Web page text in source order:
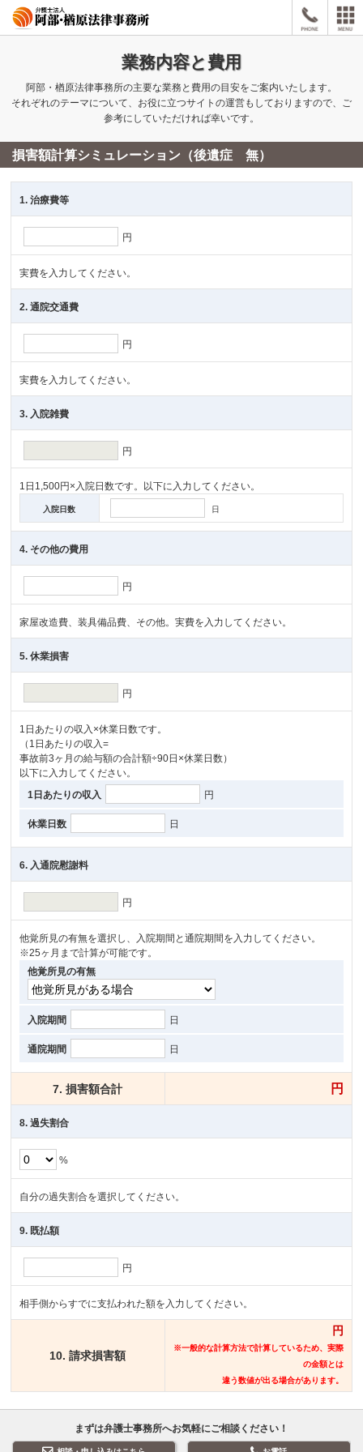
業務内容と費用
阿部・楢原法律事務所の主要な業務と費用の目安をご案内いたします。
それぞれのテーマについて、お役に立つサイトの運営もしておりますので、ご
参考にしていただければ幸いです。
損害額計算シミュレーション（後遺症 無）
1. 治療費等
円
実費を入力してください。
2. 通院交通費
円
実費を入力してください。
3. 入院雑費
円
1日1,500円×入院日数です。以下に入力してください。
入院日数 日
4. その他の費用
円
家屋改造費、装具備品費、その他。実費を入力してください。
5. 休業損害
円
1日あたりの収入×休業日数です。
（1日あたりの収入=
事故前3ヶ月の給与額の合計額÷90日×休業日数）
以下に入力してください。
1日あたりの収入
円
休業日数 日
6. 入通院慰謝料
円
他覚所見の有無を選択し、入院期間と通院期間を入力してください。
※25ヶ月まで計算が可能です。
他覚所見の有無
入院期間 日
通院期間 日
7. 損害額合計 円
8. 過失割合
%
自分の過失割合を選択してください。
9. 既払額
円
相手側からすでに支払われた額を入力してください。
10. 請求損害額
円
※一般的な計算方法で計算しているため、実際
の金額とは
違う数値が出る場合があります。
まずは弁護士事務所へお気軽にご相談ください！